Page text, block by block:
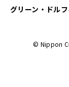
グリーン・ドル
© Nippon